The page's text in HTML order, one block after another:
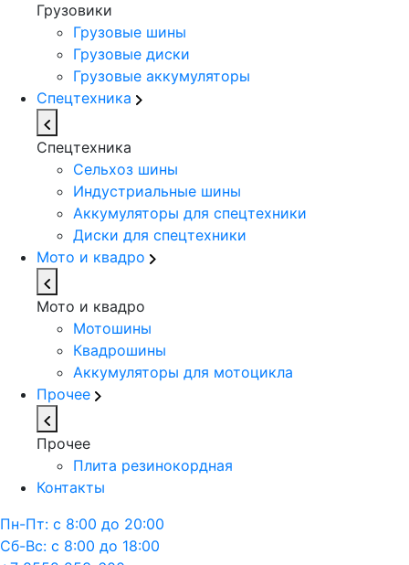
Грузовики
Грузовые шины
Грузовые диски
Грузовые аккумуляторы
Спецтехника
Спецтехника
Сельхоз шины
Индустриальные шины
Аккумуляторы для спецтехники
Диски для спецтехники
Мото и квадро
Мото и квадро
Мотошины
Квадрошины
Аккумуляторы для мотоцикла
Прочее
Прочее
Плита резинокордная
Контакты
Пн-Пт: с 8:00 до 20:00
Сб-Вс: с 8:00 до 18:00